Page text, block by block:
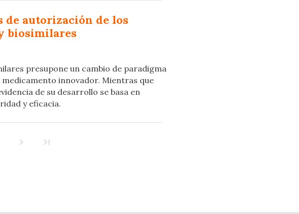
de autorización de los
biosimilares
presupone un cambio de paradigma
innovador. Mientras que
de su desarrollo se basa en
y eficacia.